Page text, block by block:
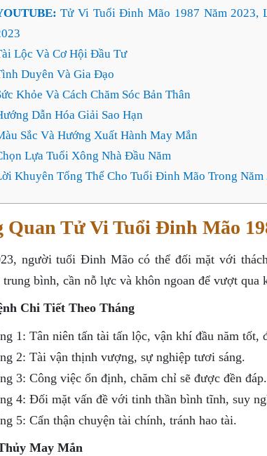
Tử Vi Tuổi Đinh Mão 1987 Năm 2023,
Lộc Và Cơ Hội Đầu Tư
Duyên Và Gia Đạo
Khỏe Và Cách Chăm Sóc Bản Thân
Dẫn Hóa Giải Sao Hạn
Sắc Và Hướng Xuất Hành May Mắn
Lựa Tuổi Xông Nhà Đầu Năm
Khuyên Tổng Thể Cho Tuổi Đinh Mão Trong Năm
Quan Tử Vi Tuổi Đinh Mão
người tuổi Đinh Mão có thể đối mặt với
bình, cần nỗ lực và khôn ngoan để vượt qua
Chi Tiết Theo Tháng
1: Tân niên tấn tài tấn lộc, vận khí đầu năm tốt,
2: Tài vận thịnh vượng, sự nghiệp tươi sáng.
3: Công việc ổn định, chăm chỉ sẽ được đền đáp.
4: Đối mặt vấn đề với tinh thần bình tĩnh, suy
5: Cẩn thận chuyện tài chính, tránh hao tài.
May Mắn